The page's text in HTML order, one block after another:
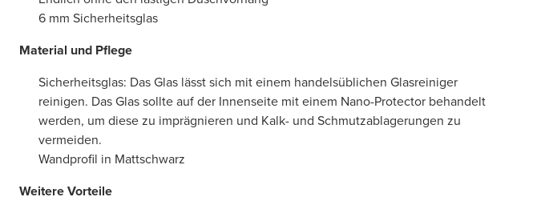
6 mm Sicherheitsglas
Material und Pflege
Sicherheitsglas: Das Glas lässt sich mit einem handelsüblichen Glasreiniger
reinigen. Das Glas sollte auf der Innenseite mit einem Nano-Protector behandelt
werden, um diese zu imprägnieren und Kalk- und Schmutzablagerungen zu
vermeiden.
Wandprofil in Mattschwarz
Weitere Vorteile